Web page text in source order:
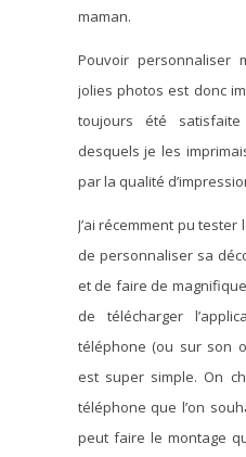
maman.
Pouvoir personnaliser
jolies photos est donc
toujours été
desquels je les
par la qualité
J’ai récemment pu tester
de personnaliser sa
et de faire de
de télécharger
téléphone (ou sur son
est super simple. On
téléphone que l’on
peut faire le montage